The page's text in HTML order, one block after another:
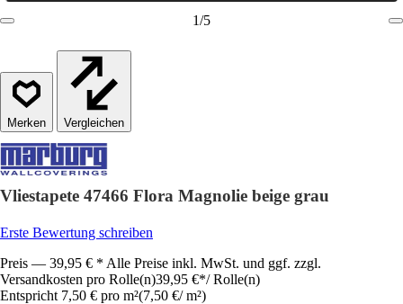
1/5
Vergleichen
Vliestapete 47466 Flora Magnolie beige grau
Erste Bewertung schreiben
Preis — 39,95 € * Alle Preise inkl. MwSt. und ggf. zzgl.
Versandkosten pro Rolle(n)39,95 €*/ Rolle(n)
Entspricht 7,50 € pro m²(7,50 €/ m²)